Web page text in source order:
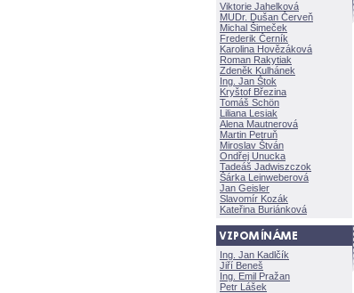
Viktorie Jahelkov
MUDr. Dušan Červeň
Michal Šimeček
Frederik Černík
Karolina Hovězákov
Roman Rakytiak
Zdeněk Kulhánek
Ing. Jan Štok
Kryštof Březina
Tomáš Schön
Liliana Lesiak
Alena Mautnerov
Martin Petruň
Miroslav Štván
Ondřej Unucka
Tadeáš Jadwiszczok
rka Leinweberov
Jan Geisler
Slavomír Kozák
Kateřina Buriánkov
Ing. Jan Kadlčík
Jiří Bene
Ing. Emil Pražan
Petr Lášek